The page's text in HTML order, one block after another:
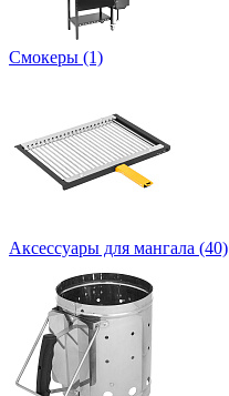
Смокеры (1)
Аксессуары для мангала (40)